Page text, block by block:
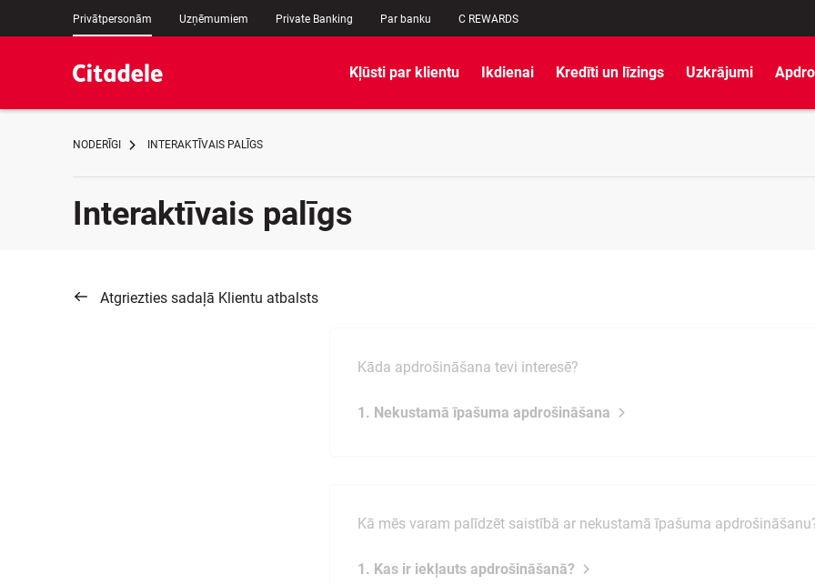
Privātpersonām Uzņēmumiem Private Banking Par banku C REWARDS
Kļūsti par klientu Ikdienai Kredīti un līzings Uzkrājumi
NODERĪGI INTERAKTĪVAIS PALĪGS
Interaktīvais palīgs
Atgriezties sadaļā Klientu atbalsts
Kāda apdrošināšana tevi interesē?
1. Nekustamā īpašuma apdrošināšana
Kā mēs varam palīdzēt saistībā ar nekustamā īpašuma
1. Kas ir iekļauts apdrošināšanā?